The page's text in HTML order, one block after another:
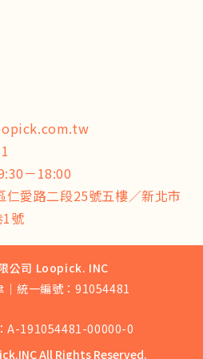
－18:00
愛路二段25號五樓／新北市
號
公司 Loopick. INC
｜統一編號：91054481
A-191054481-00000-0
All Rights Reserved.